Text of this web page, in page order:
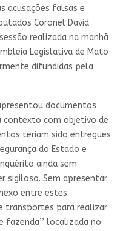
acusações falsas e
Coronel David
realizada na manhã
Legislativa de Mato
difundidas pela
documentos
contexto com objetivo de
teriam sido entregues
do Estado e
ainda sem
sigiloso. Sem apresentar
entre estes
transportes para realizar
fazenda’’ localizada no